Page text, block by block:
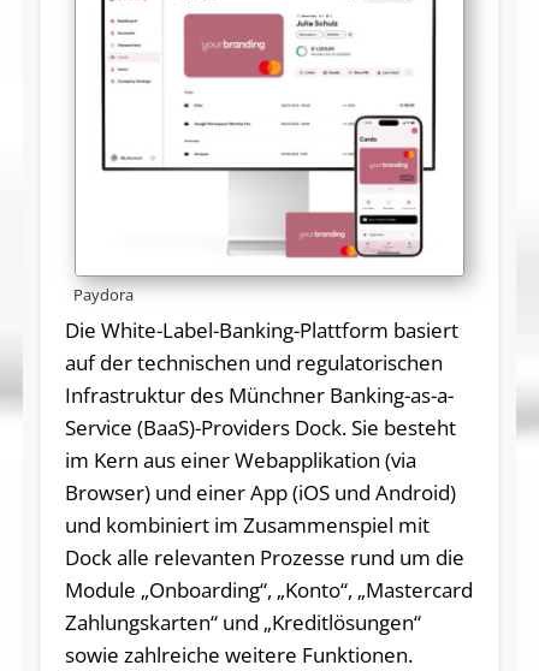
Paydora
Die White-Label-Banking-Plattform basiert
auf der technischen und regulatorischen
Infrastruktur des Münchner Banking-as-a-
Service (BaaS)-Providers Dock. Sie besteht
im Kern aus einer Webapplikation (via
Browser) und einer App (iOS und Android)
und kombiniert im Zusammenspiel mit
Dock alle relevanten Prozesse rund um die
Module „Onboarding“, „Konto“, „Mastercard
Zahlungskarten“ und „Kreditlösungen“
sowie zahlreiche weitere Funktionen.